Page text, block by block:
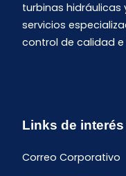
turbinas
servicios
control de calidad e
Links de interés
Correo Corporativo